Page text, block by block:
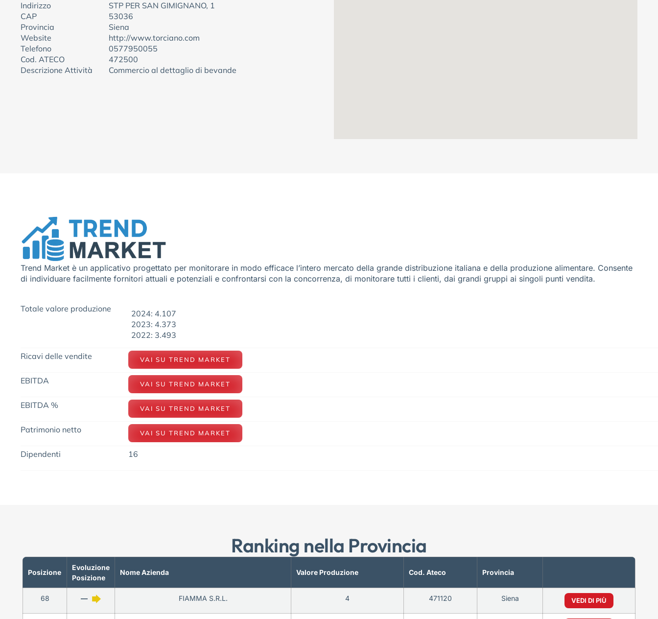
Indirizzo
STP PER SAN GIMIGNANO, 1
CAP
53036
Provincia
Siena
Website
http://www.torciano.com
Telefono
0577950055
Cod. ATECO
472500
Descrizione Attività
Commercio al dettaglio di bevande
Trend Market è un applicativo progettato per monitorare in modo efficace l’intero mercato della grande distribuzione italiana e della produzione alimentare. Consente
di individuare facilmente fornitori attuali e potenziali e confrontarsi con la concorrenza, di monitorare tutti i clienti, dai grandi gruppi ai singoli punti vendita.
Totale valore produzione
2024: 4.107
2023: 4.373
2022: 3.493
Ricavi delle vendite VAI SU TREND MARKET
EBITDA VAI SU TREND MARKET
EBITDA % VAI SU TREND MARKET
Patrimonio netto VAI SU TREND MARKET
Dipendenti 16
Ranking nella Provincia
Posizione
Evoluzione
Posizione
Nome Azienda Valore Produzione Cod. Ateco Provincia
68 — FIAMMA S.R.L. 4 471120 Siena VEDI DI PIÙ